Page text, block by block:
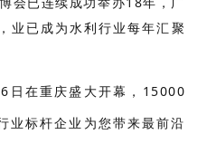
业已成为水利行业每年汇聚
日在重庆盛大开幕，15000
业标杆企业为您带来最前沿